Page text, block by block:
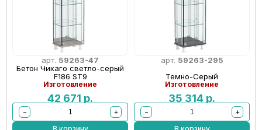
арт. 59263-47
Бетон Чикаго светло-серый
F186 ST9
Изготовление
42 671 р.
−
+
арт. 59263-295
Темно-Серый
Изготовление
35 314 р.
−
+